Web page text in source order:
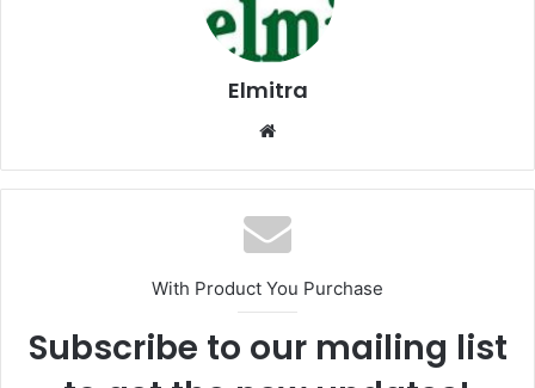
Elmitra
Website
With Product You Purchase
Subscribe to our mailing list